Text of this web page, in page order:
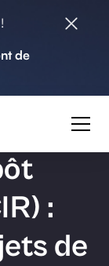
de
:
de